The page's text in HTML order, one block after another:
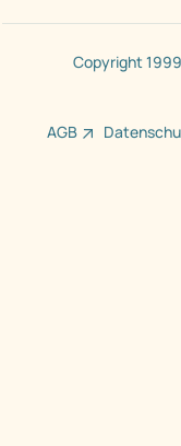
Händler Login
Händlerinfo